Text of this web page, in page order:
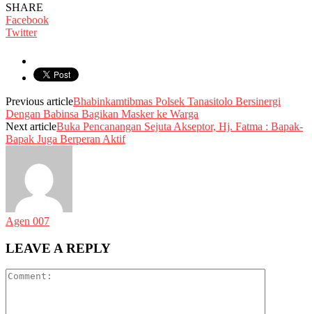
SHARE
Facebook
Twitter
Previous articleBhabinkamtibmas Polsek Tanasitolo Bersinergi
Dengan Babinsa Bagikan Masker ke Warga
Next articleBuka Pencanangan Sejuta Akseptor, Hj. Fatma : Bapak-
Bapak Juga Berperan Aktif
Agen 007
LEAVE A REPLY